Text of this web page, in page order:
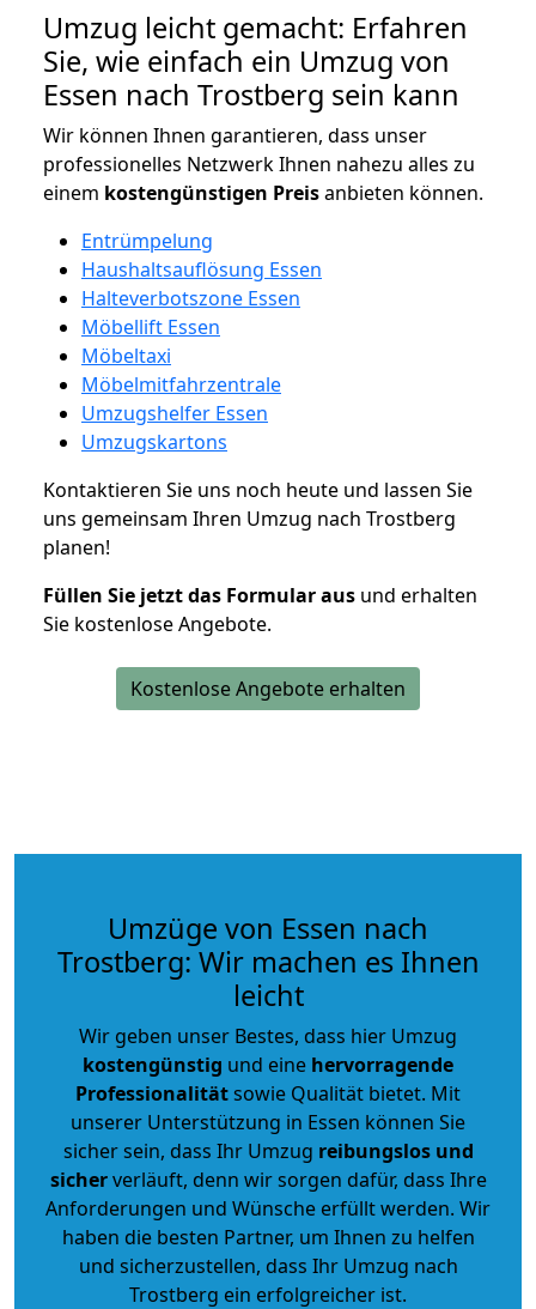
Umzug leicht gemacht: Erfahren
Sie, wie einfach ein Umzug von
Essen nach Trostberg sein kann
Wir können Ihnen garantieren, dass unser
professionelles Netzwerk Ihnen nahezu alles zu
einem kostengünstigen Preisanbieten können.
Entrümpelung
Haushaltsauflösung Essen
Halteverbotszone Essen
Möbellift Essen
Möbeltaxi
Möbelmitfahrzentrale
Umzugshelfer Essen
Umzugskartons
Kontaktieren Sie uns noch heute und lassen Sie
uns gemeinsam Ihren Umzug nach Trostberg
planen!
Füllen Sie jetzt das Formular aus und erhalten
Sie kostenlose Angebote.
Kostenlose Angebote erhalten
Umzüge von Essen nach
Trostberg: Wir machen es Ihnen
leicht
Wir geben unser Bestes, dass hier Umzug
kostengünstig und eine hervorragende
Professionalitätsowie Qualität bietet. Mit
unserer Unterstützung in Essen können Sie
sicher sein, dass Ihr Umzug reibungslos und
sicherverläuft, denn wir sorgen dafür, dass Ihre
Anforderungen und Wünsche erfüllt werden. Wir
haben die besten Partner, um Ihnen zu helfen
und sicherzustellen, dass Ihr Umzug nach
Trostberg ein erfolgreicher ist.